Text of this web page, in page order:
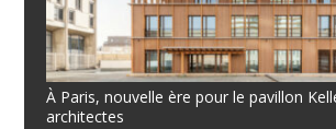
À Paris, nouvelle ère pour le pavillon
architectes